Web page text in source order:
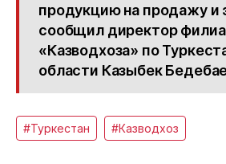
продукцию на продажу и
сообщил директор
«Казводхоза» по
области Казыбек
#Туркестан #Казводхоз